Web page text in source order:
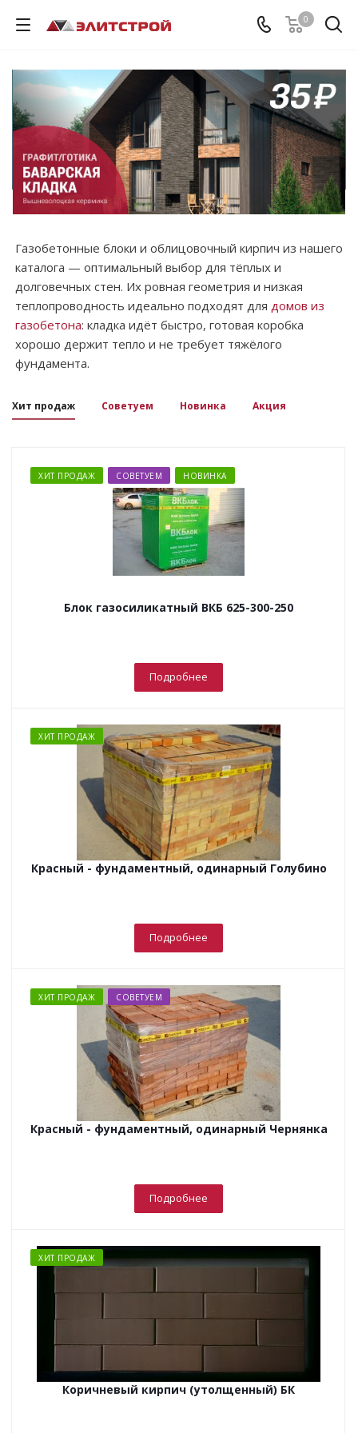
0
Газобетонные блоки и облицовочный кирпич из нашего
каталога — оптимальный выбор для тёплых и
долговечных стен. Их ровная геометрия и низкая
теплопроводность идеально подходят для домов из
газобетона: кладка идёт быстро, готовая коробка
хорошо держит тепло и не требует тяжёлого
фундамента.
Хит продаж Советуем Новинка Акция
ХИТ ПРОДАЖ СОВЕТУЕМ НОВИНКА
Блок газосиликатный ВКБ 625-300-250
Подробнее
ХИТ ПРОДАЖ
Красный - фундаментный, одинарный Голубино
Подробнее
ХИТ ПРОДАЖ СОВЕТУЕМ
Красный - фундаментный, одинарный Чернянка
Подробнее
ХИТ ПРОДАЖ
Коричневый кирпич (утолщенный) БК